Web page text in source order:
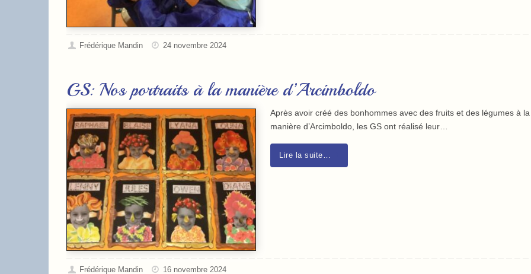
Frédérique Mandin 24 novembre 2024
GS: Nos portraits à la manière d’Arcimboldo
Après avoir créé des bonhommes avec des fruits et des légumes à la
manière d’Arcimboldo, les GS ont réalisé leur…
Lire la suite…
Frédérique Mandin 16 novembre 2024